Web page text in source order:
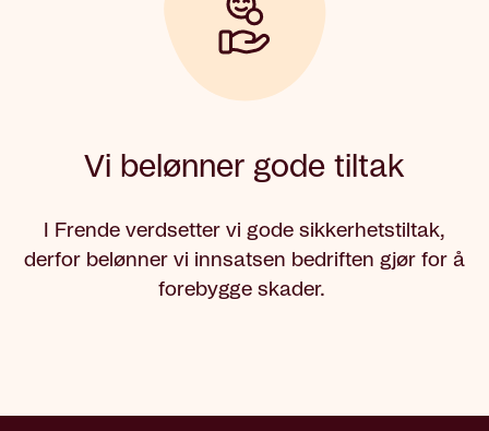
Vi belønner gode tiltak
I Frende verdsetter vi gode sikkerhetstiltak,
derfor belønner vi innsatsen bedriften gjør for å
forebygge skader.